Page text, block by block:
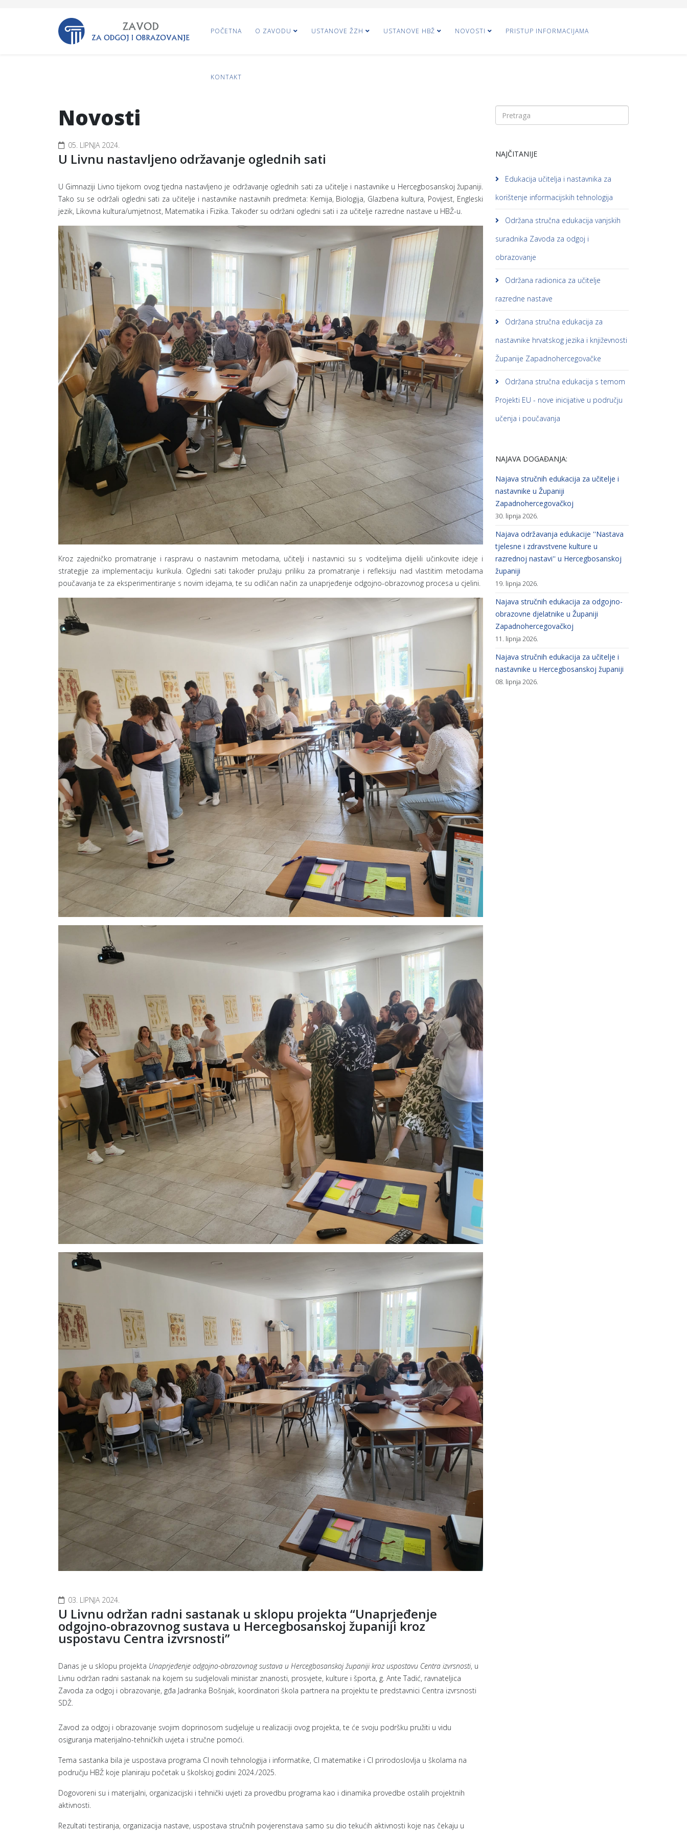
POČETNA O ZAVODU USTANOVE ŽZH USTANOVE HBŽ NOVOSTI PRISTUP INFORMACIJAMA
KONTAKT
Novosti
05. LIPNJA 2024.
U Livnu nastavljeno održavanje oglednih sati
U Gimnaziji Livno tijekom ovog tjedna nastavljeno je održavanje oglednih sati za učitelje i nastavnike u Hercegbosanskoj županiji.
Tako su se održali ogledni sati za učitelje i nastavnike nastavnih predmeta: Kemija, Biologija, Glazbena kultura, Povijest, Engleski
jezik, Likovna kultura/umjetnost, Matematika i Fizika. Također su održani ogledni sati i za učitelje razredne nastave u HBŽ-u.
Kroz zajedničko promatranje i raspravu o nastavnim metodama, učitelji i nastavnici su s voditeljima dijelili učinkovite ideje i
strategije za implementaciju kurikula. Ogledni sati također pružaju priliku za promatranje i refleksiju nad vlastitim metodama
poučavanja te za eksperimentiranje s novim idejama, te su odličan način za unaprjeđenje odgojno-obrazovnog procesa u cjelini.
03. LIPNJA 2024.
U Livnu održan radni sastanak u sklopu projekta “Unaprjeđenje
odgojno-obrazovnog sustava u Hercegbosanskoj županiji kroz
uspostavu Centra izvrsnosti”
Danas je u sklopu projekta Unaprjeđenje odgojno-obrazovnog sustava u Hercegbosanskoj županiji kroz uspostavu Centra izvrsnosti, u
Livnu održan radni sastanak na kojem su sudjelovali ministar znanosti, prosvjete, kulture i športa, g. Ante Tadić, ravnateljica
Zavoda za odgoj i obrazovanje, gđa Jadranka Bošnjak, koordinatori škola partnera na projektu te predstavnici Centra izvrsnosti
SDŽ.
Zavod za odgoj i obrazovanje svojim doprinosom sudjeluje u realizaciji ovog projekta, te će svoju podršku pružiti u vidu
osiguranja materijalno-tehničkih uvjeta i stručne pomoći.
Tema sastanka bila je uspostava programa CI novih tehnologija i informatike, CI matematike i CI prirodoslovlja u školama na
području HBŽ koje planiraju početak u školskoj godini 2024./2025.
Dogovoreni su i materijalni, organizacijski i tehnički uvjeti za provedbu programa kao i dinamika provedbe ostalih projektnih
aktivnosti.
Rezultati testiranja, organizacija nastave, uspostava stručnih povjerenstava samo su dio tekućih aktivnosti koje nas čekaju u
NAJČITANIJE
Edukacija učitelja i nastavnika za
korištenje informacijskih tehnologija
Održana stručna edukacija vanjskih
suradnika Zavoda za odgoj i
obrazovanje
Održana radionica za učitelje
razredne nastave
Održana stručna edukacija za
nastavnike hrvatskog jezika i književnosti
Županije Zapadnohercegovačke
Održana stručna edukacija s temom
Projekti EU - nove inicijative u području
učenja i poučavanja
NAJAVA DOGAĐANJA:
Najava stručnih edukacija za učitelje i
nastavnike u Županiji
Zapadnohercegovačkoj
30. lipnja 2026.
Najava održavanja edukacije ''Nastava
tjelesne i zdravstvene kulture u
razrednoj nastavi'' u Hercegbosanskoj
županiji
19. lipnja 2026.
Najava stručnih edukacija za odgojno-
obrazovne djelatnike u Županiji
Zapadnohercegovačkoj
11. lipnja 2026.
Najava stručnih edukacija za učitelje i
nastavnike u Hercegbosanskoj županiji
08. lipnja 2026.